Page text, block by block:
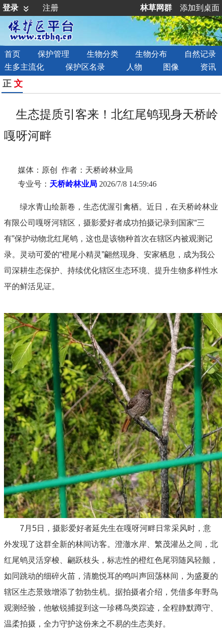
登录 注册 林草网群 添加到桌面
首页 保护管理 生物分类 生物分布
自然记录
生多主流化
保护区名录 人物 图像 资讯
正 文
生态提质引客来！北红尾鸲现身天桥岭
嘎呀河畔
媒体：原创 作者：天桥岭林业局
专业号： 天桥岭林业局 2026/7/8 14:59:46
绿水青山绘新卷，生态优渥引禽栖。近日，在天桥岭林业
有限公司嘎呀河辖区，摄影爱好者成功拍摄记录到国家“三
有”保护动物北红尾鸲，这也是该物种首次在辖区内被观测记
录。灵动可爱的“橙尾小精灵”翩然现身、安家栖息，成为我公
司深耕生态保护、持续优化辖区生态环境、提升生物多样性水
平的鲜活见证。
7月5日，摄影爱好者延先生在嘎呀河畔日常采风时，意
外发现了这群全新的林间访客。澄澈水岸、繁茂灌丛之间，北
红尾鸲灵活穿梭、翩跃枝头，标志性的橙红色尾羽随风轻颤，
如同跳动的细碎火苗，清脆悦耳的鸣叫声回荡林间，为盛夏的
辖区生态景致增添了勃勃生机。据拍摄者介绍，凭借多年野鸟
观测经验，他敏锐捕捉到这一珍稀鸟类踪迹，全程静默蹲守、
温柔拍摄，全力守护这份来之不易的生态美好。